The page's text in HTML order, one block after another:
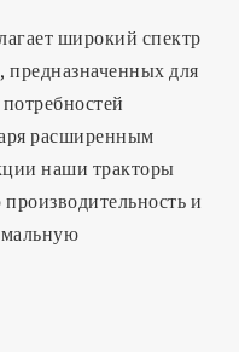
широкий спектр
предназначенных для
расширенным
наши тракторы
и